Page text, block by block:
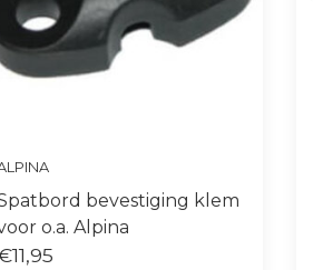
bevestiging klem
voor o.a. Alpina